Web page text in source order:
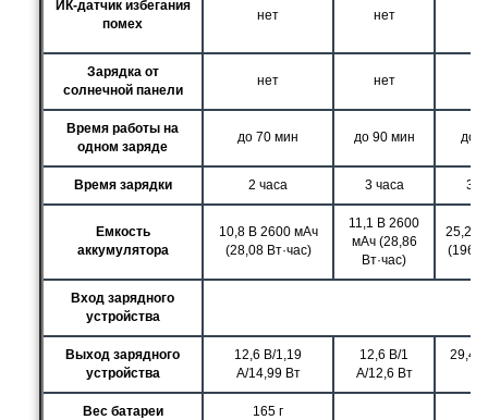
ИК-датчик избегания
помех
нет нет
Зарядка от
солнечной панели
нет нет
Время работы на
одном заряде
до 70 мин до 90 мин до
Время зарядки 2 часа 3 часа 3 -
Емкость
аккумулятора
10,8 В 2600 мАч
(28,08 Вт·час)
11,1 В 2600
мАч (28,86
Вт·час)
25,2 В
Вход зарядного
устройства
Выход зарядного
устройства
12,6 В/1,19
А/14,99 Вт
12,6 В/1
А/12,6 Вт
29,4
Вес батареи 165 г